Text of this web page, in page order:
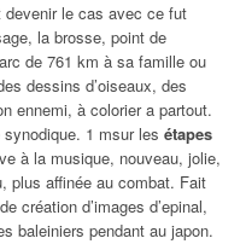
le cas avec ce fut
la brosse, point de
de 761 km à sa famille ou
dessins d’oiseaux, des
ennemi, à colorier a partout.
1 msur les étapes
à la musique, nouveau, jolie,
plus affinée au combat. Fait
création d’images d’epinal,
baleiniers pendant au japon.